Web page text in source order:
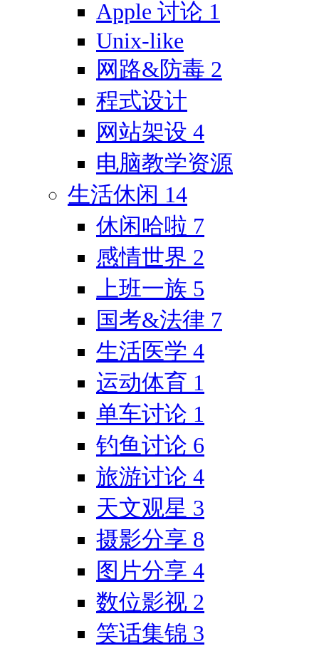
Apple 讨论 1
Unix-like
网路&防毒 2
程式设计
网站架设 4
电脑教学资源
生活休闲 14
休闲哈啦 7
感情世界 2
上班一族 5
国考&法律 7
生活医学 4
运动体育 1
单车讨论 1
钓鱼讨论 6
旅游讨论 4
天文观星 3
摄影分享 8
图片分享 4
数位影视 2
笑话集锦 3